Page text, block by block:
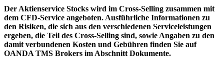
Der Aktienservice Stocks wird im Cross-Selling zusammen mit
dem CFD-Service angeboten. Ausführliche Informationen zu
den Risiken, die sich aus den verschiedenen Serviceleistungen
ergeben, die Teil des Cross-Selling sind, sowie Angaben zu den
damit verbundenen Kosten und Gebühren finden Sie auf
OANDA TMS Brokers im Abschnitt Dokumente.